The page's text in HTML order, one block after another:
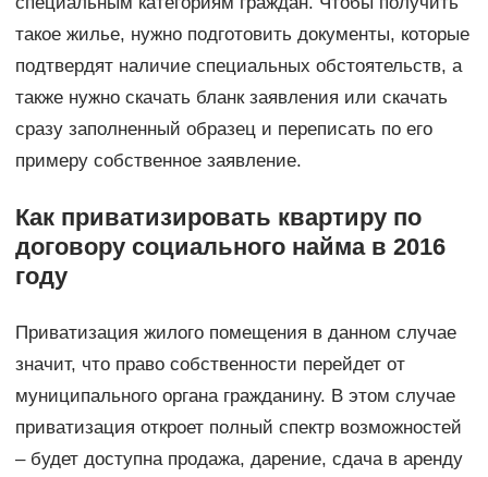
такое жилье, нужно подготовить документы, которые
подтвердят наличие специальных обстоятельств, а
также нужно скачать бланк заявления или скачать
сразу заполненный образец и переписать по его
примеру собственное заявление.
Как приватизировать квартиру по
договору социального найма в 2016
году
Приватизация жилого помещения в данном случае
значит, что право собственности перейдет от
муниципального органа гражданину. В этом случае
приватизация откроет полный спектр возможностей
– будет доступна продажа, дарение, сдача в аренду